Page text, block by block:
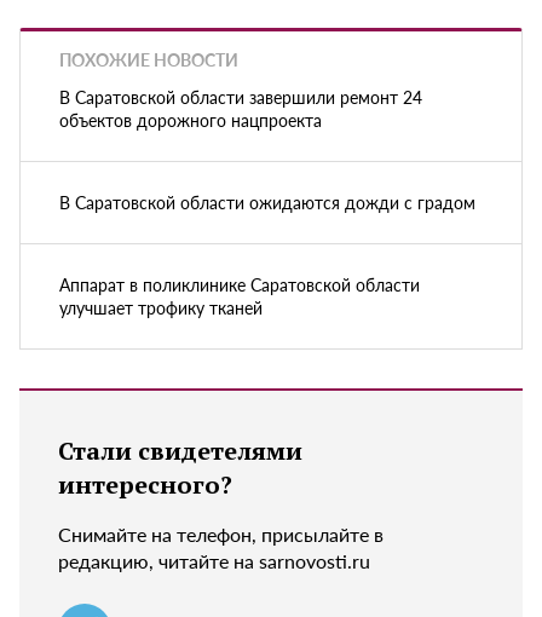
ПОХОЖИЕ НОВОСТИ
В Саратовской области завершили ремонт 24
объектов дорожного нацпроекта
В Саратовской области ожидаются дожди с градом
Аппарат в поликлинике Саратовской области
улучшает трофику тканей
Стали свидетелями
интересного?
Снимайте на телефон, присылайте в
редакцию, читайте на sarnovosti.ru